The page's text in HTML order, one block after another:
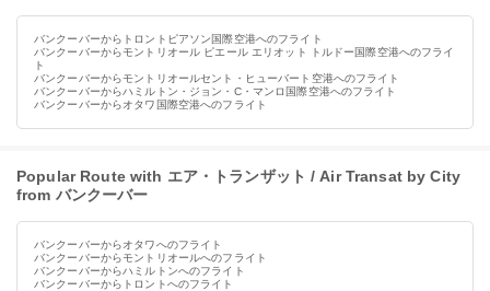
バンクーバーからトロントピアソン国際空港へのフライト
バンクーバーからモントリオール ピエール エリオット トルドー国際空港へのフライ
ト
バンクーバーからモントリオールセント・ヒューバート空港へのフライト
バンクーバーからハミルトン・ジョン・C・マンロ国際空港へのフライト
バンクーバーからオタワ国際空港へのフライト
Popular Route with エア・トランザット / Air Transat by City
from バンクーバー
バンクーバーからオタワへのフライト
バンクーバーからモントリオールへのフライト
バンクーバーからハミルトンへのフライト
バンクーバーからトロントへのフライト